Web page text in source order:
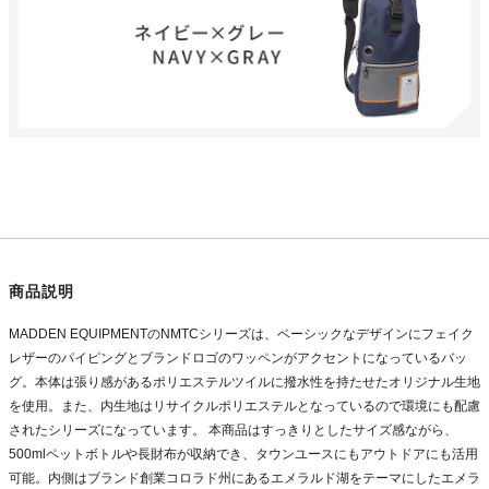
商品説明
MADDEN EQUIPMENTのNMTCシリーズは、ベーシックなデザインにフェイク
レザーのパイピングとブランドロゴのワッペンがアクセントになっているバッ
グ。本体は張り感があるポリエステルツイルに撥水性を持たせたオリジナル生地
を使用。また、内生地はリサイクルポリエステルとなっているので環境にも配慮
されたシリーズになっています。 本商品はすっきりとしたサイズ感ながら、
500mlペットボトルや長財布が収納でき、タウンユースにもアウトドアにも活用
可能。内側はブランド創業コロラド州にあるエメラルド湖をテーマにしたエメラ